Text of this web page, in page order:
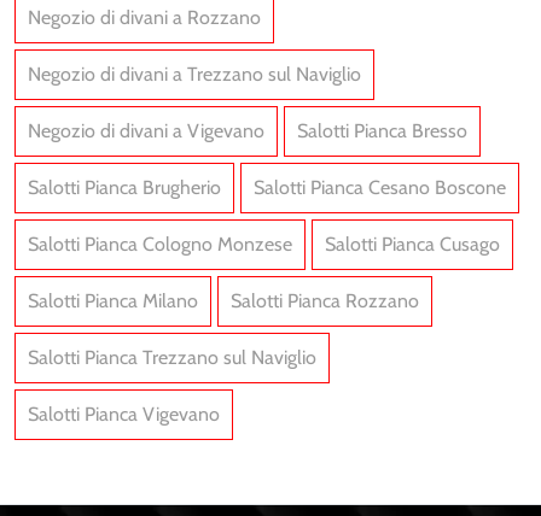
Negozio di divani a Rozzano
Negozio di divani a Trezzano sul Naviglio
Negozio di divani a Vigevano Salotti Pianca Bresso
Salotti Pianca Brugherio Salotti Pianca Cesano Boscone
Salotti Pianca Cologno Monzese Salotti Pianca Cusago
Salotti Pianca Milano Salotti Pianca Rozzano
Salotti Pianca Trezzano sul Naviglio
Salotti Pianca Vigevano